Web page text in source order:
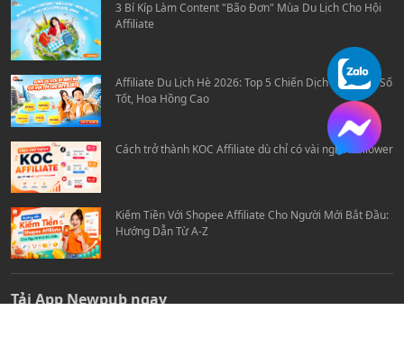
3 Bí Kíp Làm Content "Bão Đơn" Mùa Du Lịch Cho Hội
Affiliate
Affiliate Du Lịch Hè 2026: Top 5 Chiến Dịch Travel Ra Số
Tốt, Hoa Hồng Cao
Cách trở thành KOC Affiliate dù chỉ có vài nghìn follower
Kiếm Tiền Với Shopee Affiliate Cho Người Mới Bắt Đầu:
Hướng Dẫn Từ A-Z
Tải App Newpub ngay